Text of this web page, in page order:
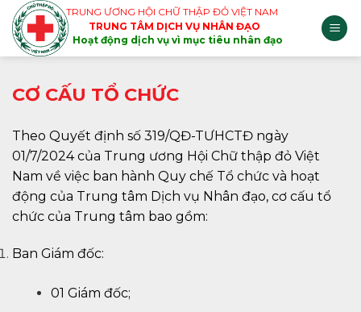
Skip
to
content
TRUNG ƯƠNG HỘI CHỮ THẬP ĐỎ VIỆT NAM
TRUNG TÂM DỊCH VỤ NHÂN ĐẠO
Hoạt động dịch vụ vì mục tiêu nhân đạo
CƠ CẤU TỔ CHỨC
Theo Quyết định số 319/QĐ-TƯHCTĐ ngày
01/7/2024 của Trung ương Hội Chữ thập đỏ Việt
Nam về việc ban hành Quy chế Tổ chức và hoạt
động của Trung tâm Dịch vụ Nhân đạo, cơ cấu tổ
chức của Trung tâm bao gồm:
Ban Giám đốc:
01 Giám đốc;